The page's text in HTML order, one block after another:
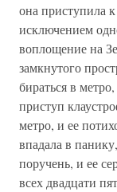
она приступила к
исключением
воплощение на
замкнутого
бираться в
приступ
метро, и ее
впадала в
поручень, и ее
всех двадцати